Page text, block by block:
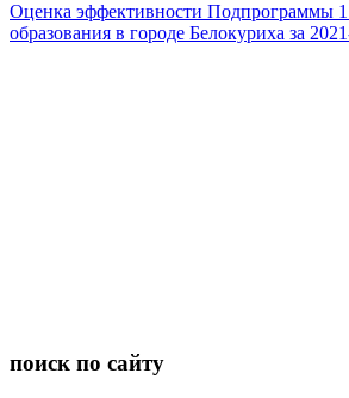
Оценка эффективности Подпрограммы
образования в городе Белокуриха за
поиск по сайту